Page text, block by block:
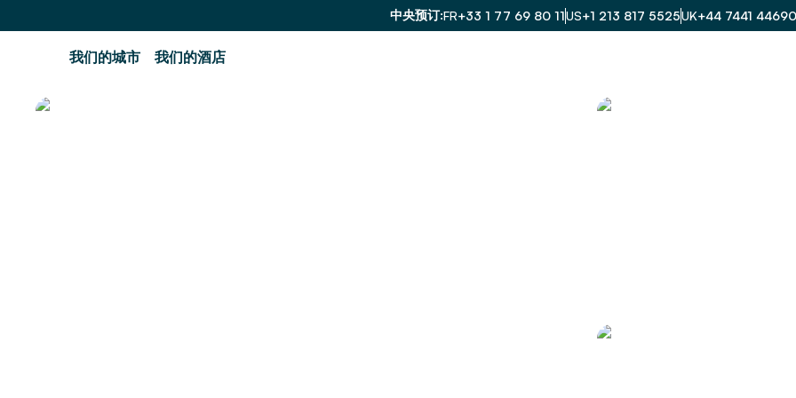
中央预订 FR+33 1 77 69 80 11US+1 213 817 5525UK+44 7441
我们的城市 我们的酒店